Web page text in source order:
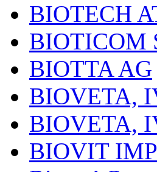
BIOTECH
BIOTICOM
BIOTTA AG
BIOVETA,
BIOVETA,
BIOVIT